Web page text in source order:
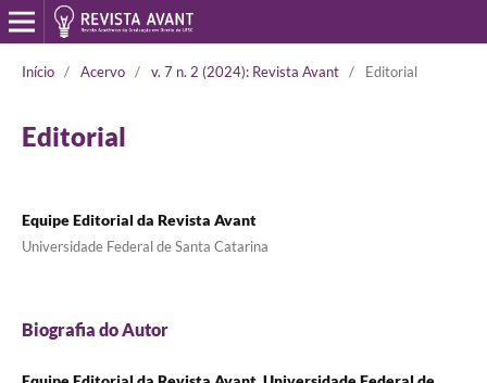
Início / Acervo / v. 7 n. 2 (2024): Revista Avant / Editorial
Editorial
Equipe Editorial da Revista Avant
Universidade Federal de Santa Catarina
Biografia do Autor